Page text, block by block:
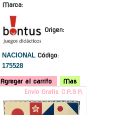
Marca:
Origen:
NACIONAL Código:
175528
Agregar al carrito
Mas
Envío Gratis C.A.B.A.